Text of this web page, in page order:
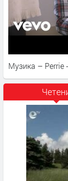
Музика – Perrie